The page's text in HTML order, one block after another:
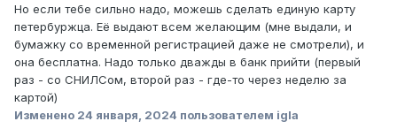
Но если тебе сильно надо, можешь сделать единую карту
петербуржца. Её выдают всем желающим (мне выдали, и
бумажку со временной регистрацией даже не смотрели), и
она бесплатна. Надо только дважды в банк прийти (первый
раз - со СНИЛСом, второй раз - где-то через неделю за
картой)
Изменено 24 января, 2024 пользователем igla